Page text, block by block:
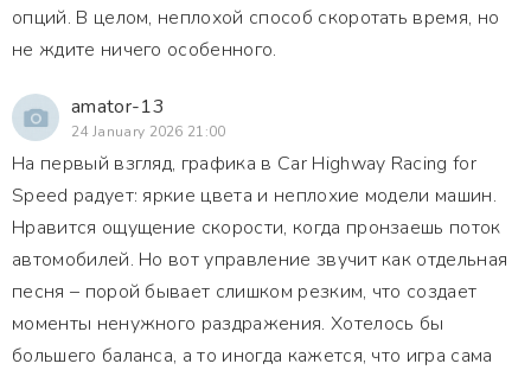
опций. В целом, неплохой способ скоротать время, но
не ждите ничего особенного.
amator-13
24 January 2026 21:00
На первый взгляд, графика в Car Highway Racing for
Speed радует: яркие цвета и неплохие модели машин.
Нравится ощущение скорости, когда пронзаешь поток
автомобилей. Но вот управление звучит как отдельная
песня – порой бывает слишком резким, что создает
моменты ненужного раздражения. Хотелось бы
большего баланса, а то иногда кажется, что игра сама